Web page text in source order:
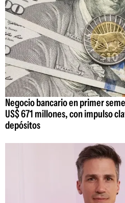
Negocio bancario en primer
US$ 671 millones, con impulso
depósitos